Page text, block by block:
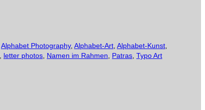
Alphabet Photography, Alphabet-Art Alphabet-Kunst
letter photos Namen im Rahmen Patras Typo Art